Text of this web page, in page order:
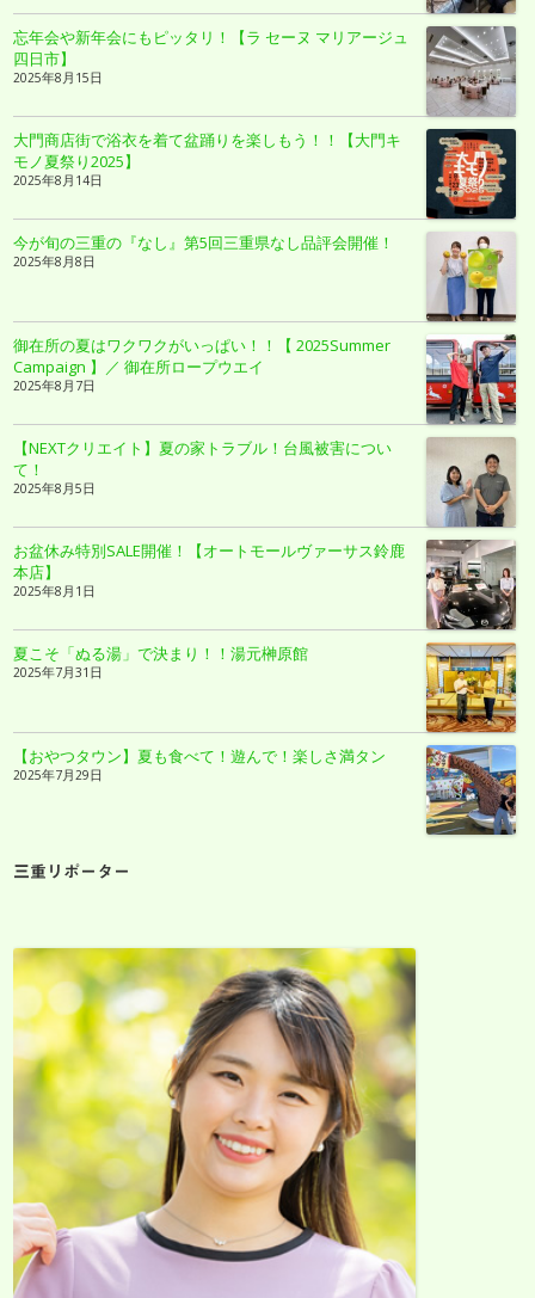
忘年会や新年会にもピッタリ！【ラ セーヌ マリアージュ
四日市】
2025年8月15日
大門商店街で浴衣を着て盆踊りを楽しもう！！【大門キ
モノ夏祭り2025】
2025年8月14日
今が旬の三重の『なし』第5回三重県なし品評会開催！
2025年8月8日
御在所の夏はワクワクがいっぱい！！【 2025Summer
Campaign 】／ 御在所ロープウエイ
2025年8月7日
【NEXTクリエイト】夏の家トラブル！台風被害につい
て！
2025年8月5日
お盆休み特別SALE開催！【オートモールヴァーサス鈴鹿
本店】
2025年8月1日
夏こそ「ぬる湯」で決まり！！湯元榊原館
2025年7月31日
【おやつタウン】夏も食べて！遊んで！楽しさ満タン
2025年7月29日
三重リポーター